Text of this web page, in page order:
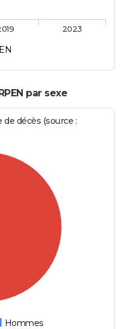
2023
par sexe
décès (source :
Hommes